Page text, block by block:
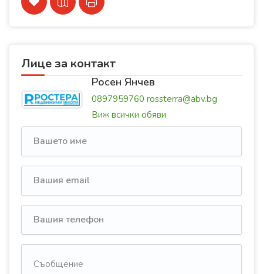
Лице за контакт
Росен Янчев
0897959760 rossterra@abv.bg
Виж всички обяви